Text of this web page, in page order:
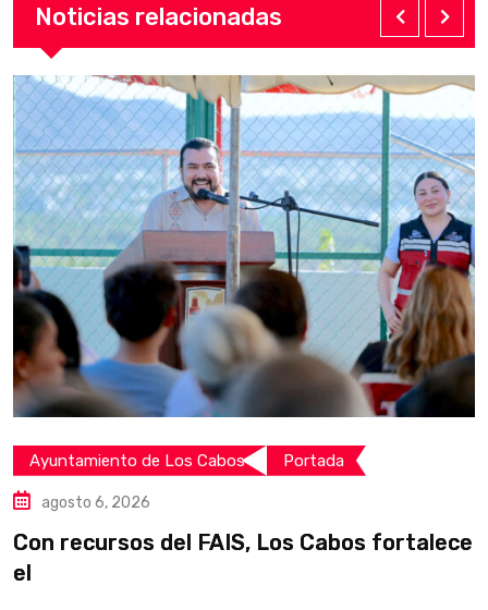
Noticias relacionadas
Ayuntamiento de Los Cabos Portada
agosto 6, 2026
Con recursos del FAIS, Los Cabos fortalece
el